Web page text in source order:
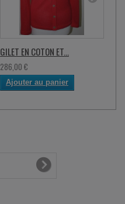
GILET EN COTON ET...
286,00 €
Ajouter au panier